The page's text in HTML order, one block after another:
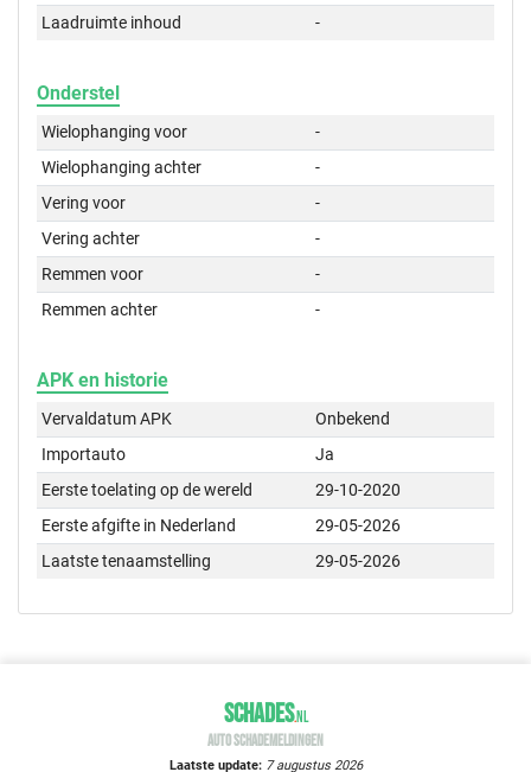
Laadruimte inhoud
-
Onderstel
Wielophanging voor
-
Wielophanging achter
-
Vering voor
-
Vering achter
-
Remmen voor
-
Remmen achter
-
APK en historie
Vervaldatum APK
Onbekend
Importauto
Ja
Eerste toelating op de wereld
29-10-2020
Eerste afgifte in Nederland
29-05-2026
Laatste tenaamstelling
29-05-2026
SCHADES.NL
AUTO SCHADEMELDINGEN
Laatste update: 7 augustus 2026